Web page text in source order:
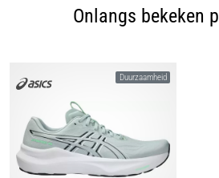
Onlangs bekeken
Duurzaamheid